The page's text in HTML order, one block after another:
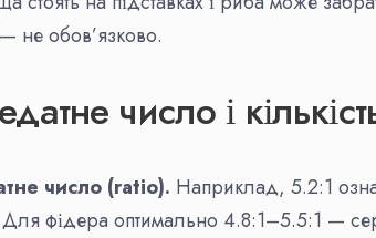
не обов’язково.
число і
число (ratio). Наприклад, 5.2:1
фідера оптимально 4.8:1–5.5:1 —